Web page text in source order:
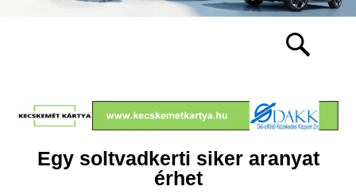
Egy soltvadkerti siker aranyat
érhet